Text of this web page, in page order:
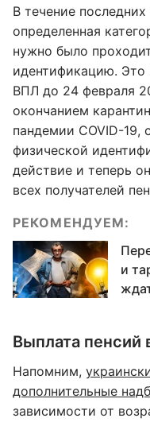
В течение
определенная
нужно было
идентификацию. Это
ВПЛ до 24 февраля
окончанием
пандемии COVID-19,
физической
действие и теперь
всех получателей
РЕКОМЕНДУЕМ:
и
Выплата пенсий
Напомним,
дополнительные
зависимости от